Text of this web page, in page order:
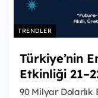
TRENDLER
Türkiye’nin
Etkinliği
90 Milyar Dolarlık